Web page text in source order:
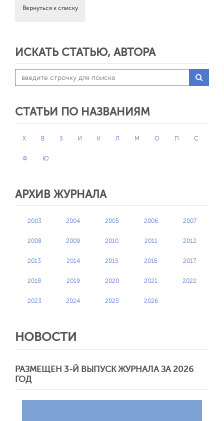
Вернуться к списку
ИСКАТЬ СТАТЬЮ, АВТОРА
СТАТЬИ ПО НАЗВАНИЯМ
X В З И К Л М О П С
Ф Ю
АРХИВ ЖУРНАЛА
2003 2004 2005 2006 2007
2008 2009 2010 2011 2012
2013 2014 2015 2016 2017
2018 2019 2020 2021 2022
2023 2024 2025 2026
НОВОСТИ
РАЗМЕЩЕН 3-Й ВЫПУСК ЖУРНАЛА ЗА 2026
ГОД